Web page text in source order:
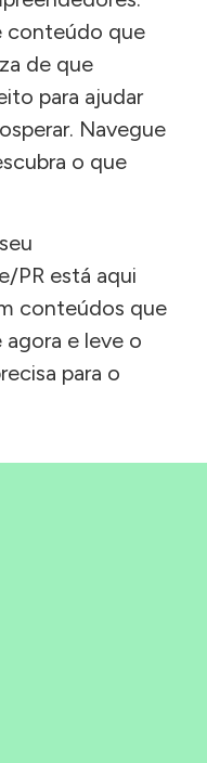
conteúdo que
de que
para ajudar
Navegue
o que
PR está aqui
conteúdos que
e leve o
para o